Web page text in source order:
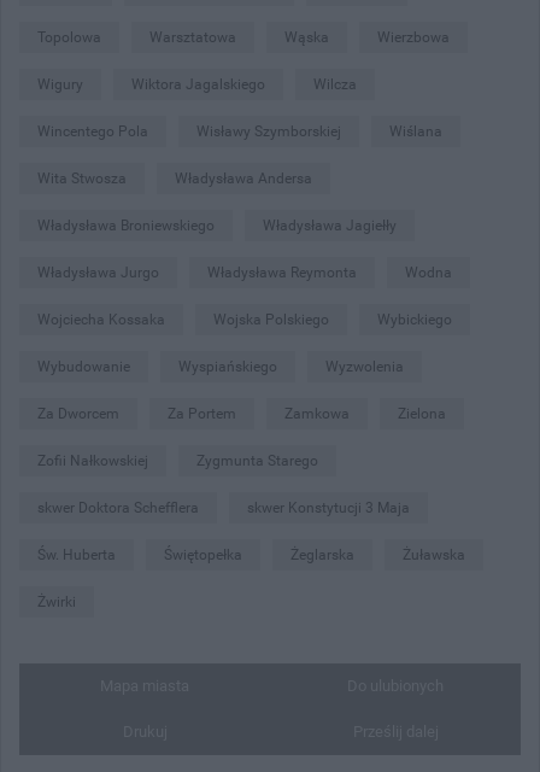
Topolowa Warsztatowa Wąska Wierzbowa
Wigury Wiktora Jagalskiego Wilcza
Wincentego Pola Wisławy Szymborskiej Wiślana
Wita Stwosza Władysława Andersa
Władysława Broniewskiego Władysława Jagiełły
Władysława Jurgo Władysława Reymonta Wodna
Wojciecha Kossaka Wojska Polskiego Wybickiego
Wybudowanie Wyspiańskiego Wyzwolenia
Za Dworcem Za Portem Zamkowa Zielona
Zofii Nałkowskiej Zygmunta Starego
skwer Doktora Schefflera skwer Konstytucji 3 Maja
Św. Huberta Świętopełka Żeglarska Żuławska
Żwirki